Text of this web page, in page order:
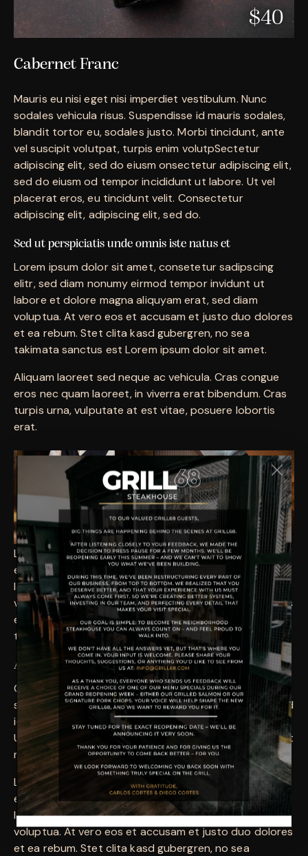
$40
Cabernet Franc
Mauris eu nisi eget nisi imperdiet vestibulum. Nunc
sodales vehicula risus. Suspendisse id mauris sodales,
blandit tortor eu, sodales justo. Morbi tincidunt, ante
vel suscipit volutpat, turpis enim volutpSectetur
adipiscing elit, sed do eiusm onsectetur adipiscing elit,
sed do eiusm od tempor incididunt ut labore. Ut vel
placerat eros, eu tincidunt velit. Consectetur
adipiscing elit, adipiscing elit, sed do.
Sed ut perspiciatis unde omnis iste natus et
Lorem ipsum dolor sit amet, consetetur sadipscing
elitr, sed diam nonumy eirmod tempor invidunt ut
labore et dolore magna aliquyam erat, sed diam
voluptua. At vero eos et accusam et justo duo dolores
et ea rebum. Stet clita kasd gubergren, no sea
takimata sanctus est Lorem ipsum dolor sit amet.
Aliquam laoreet sed neque ac vehicula. Cras congue
eros nec quam laoreet, in viverra erat bibendum. Cras
turpis urna, vulputate at est vitae, posuere lobortis
erat.
Lorem ipsum dolor sit amet, consetetur sadipscing
elitr, sed diam nonumy eirmod tempor invidunt ut
labore et dolore magna aliquyam erat, sed diam
voluptua. At vero eos et accusam et justo duo dolores
et ea rebum. Stet clita kasd gubergren, no sea
takimata sanctus est Lorem ipsum dolor sit amet.
Aliquam quis lobortis quam
Curabitur pellentesque odio magna, id malesuada arcu
sodales ut. Sed sed quam ut ex bibendum commodo id
id magna. Aliquam sed ligula sed ante blandit volutpat.
Ut bibendum, nisi et mattis vulputate, odio arcu aliquet
metus, nec dapibus risus risus quis lectus.
Lorem ipsum dolor sit amet, consetetur sadipscing
elitr, sed diam nonumy eirmod tempor invidunt ut
labore et dolore magna aliquyam erat, sed diam
voluptua. At vero eos et accusam et justo duo dolores
et ea rebum. Stet clita kasd gubergren, no sea